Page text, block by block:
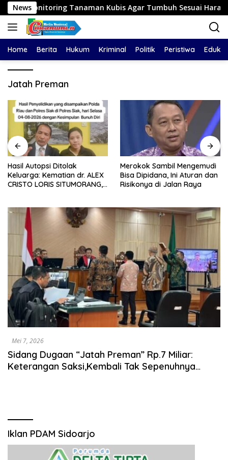
Langsung
ke
konten
News
Tanaman Kubis Agar Tumbuh Sesuai Harapan
Home Berita Hukum Kriminal Politik Peristiwa
Jatah Preman
Hasil Autopsi Ditolak
Keluarga: Kematian dr. ALEX
CRISTO LORIS SITUMORANG,
Merokok Sambil Mengemudi
Bisa Dipidana, Ini Aturan dan
Risikonya di Jalan Raya
Mei 7, 2026
Sidang Dugaan “Jatah Preman” Rp.7 Miliar:
Keterangan Saksi,Kembali Tak Sepenuhnya
Iklan PDAM Sidoarjo